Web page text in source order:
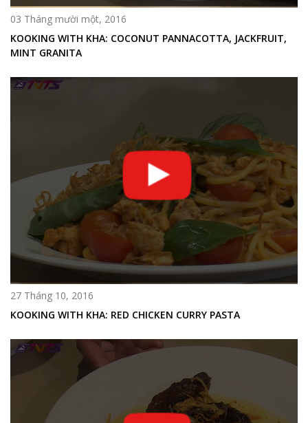
03 Tháng mười một, 2016
KOOKING WITH KHA: COCONUT PANNACOTTA, JACKFRUIT,
MINT GRANITA
27 Tháng 10, 2016
KOOKING WITH KHA: RED CHICKEN CURRY PASTA